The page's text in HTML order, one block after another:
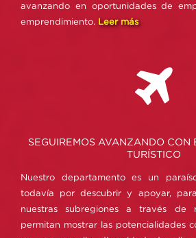
avanzando en oportunidades de
emprendimiento. Leer más
SEGUIREMOS AVANZANDO CON
TURÍSTICO
Nuestro departamento es un
todavía por descubrir y apoyar,
nuestras subregiones a través de
permitan mostrar las potencialidades